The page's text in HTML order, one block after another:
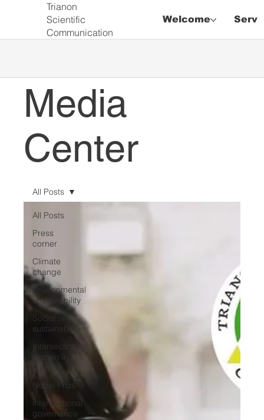
Welcome
Trianon
Scientific
Communication
Media
Center
All Posts
Press
corner
Climate
change
Environmental
sustainability
Social
sustainability
Intersectional
women in
science
Nobel Prize
intersectional
governance
All Posts